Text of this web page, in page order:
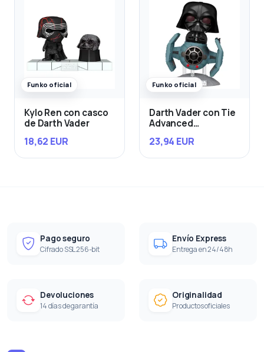
Funko oficial
Kylo Ren con casco
de Darth Vader
18,62 EUR
Funko oficial
Darth Vader con Tie
Advanced
23,94 EUR
Pago seguro
Cifrado SSL 256-bit
Envío Express
Entrega en 24/48h
Devoluciones
14 días de garantía
Originalidad
Productos oficiales